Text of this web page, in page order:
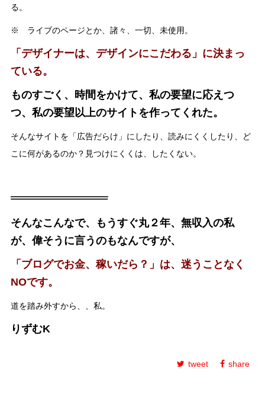
る。
※ ライブのページとか、諸々、一切、未使用。
「デザイナーは、デザインにこだわる」に決まっ
ている。
ものすごく、時間をかけて、私の要望に応えつ
つ、私の要望以上のサイトを作ってくれた。
そんなサイトを「広告だらけ」にしたり、読みにくくしたり、ど
こに何があるのか？見つけにくくは、したくない。
そんなこんなで、もうすぐ丸２年、無収入の私
が、偉そうに言うのもなんですが、
「ブログでお金、稼いだら？」は、迷うことなく
NOです。
道を踏み外すから、、私。
りずむK
tweet share